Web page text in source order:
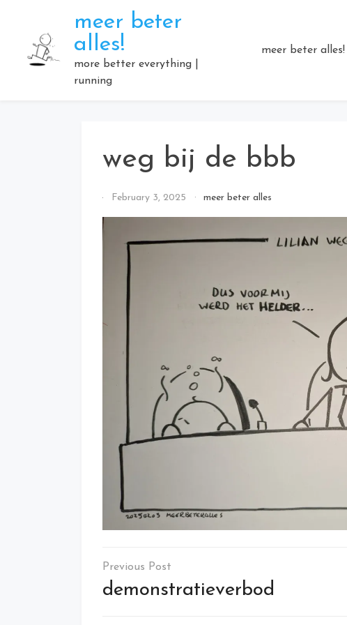
content
meer beter
alles!
more better everything |
running
meer beter alles!
weg bij de bbb
ByFebruary 3, 2025 meer beter alles
Post
navigation
demonstratieverbod